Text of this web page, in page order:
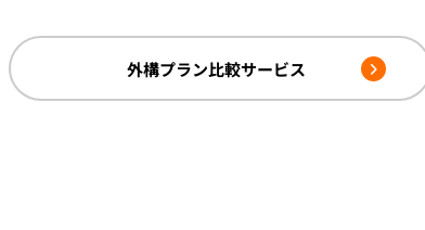
外構プラン比較サービス